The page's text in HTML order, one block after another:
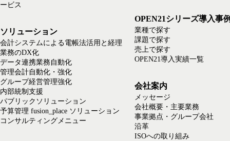
ービス
ソリューション
会計システムによる電帳法活用と経理
業務のDX化
データ連携業務自動化
管理会計自動化・強化
グループ経営管理強化
内部統制支援
パブリックソリューション
予算管理 fusion_place ソリューション
コンサルティングメニュー
OPEN21シリーズ導入事
業種で探す
課題で探す
売上で探す
OPEN21導入実績一覧
会社案内
メッセージ
会社概要・主要業務
事業拠点・グループ会社
沿革
ISOへの取り組み